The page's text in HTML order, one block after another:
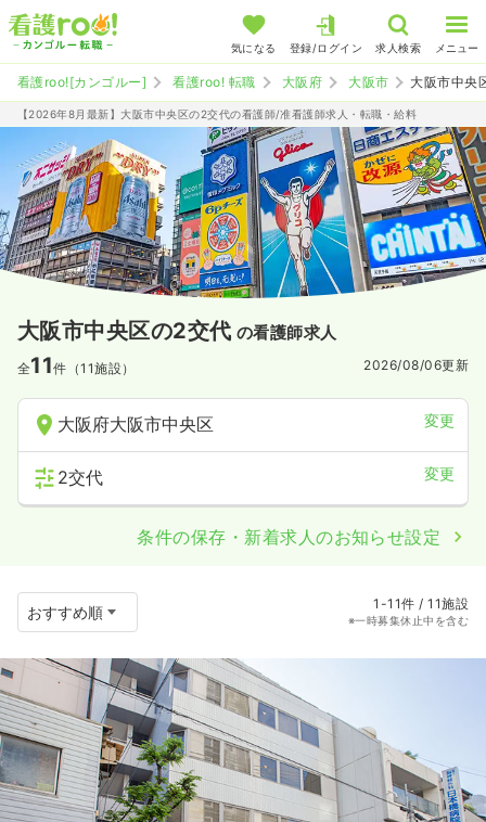
気になる 登録/ログイン 求人検索 メニュー
看護roo![カンゴルー] 看護roo! 転職 大阪府 大阪市 大阪市中央
【2026年8月最新】大阪市中央区の2交代の看護師/准看護師求人・転職・給料
大阪市中央区の2交代 の看護師求人
全11件（11施設） 2026/08/06更新
大阪府大阪市中央区 変更
2交代 変更
条件の保存・新着求人のお知らせ設定
1-11件 / 11施設
※一時募集休止中を含む